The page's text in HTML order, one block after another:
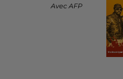
Avec AFP